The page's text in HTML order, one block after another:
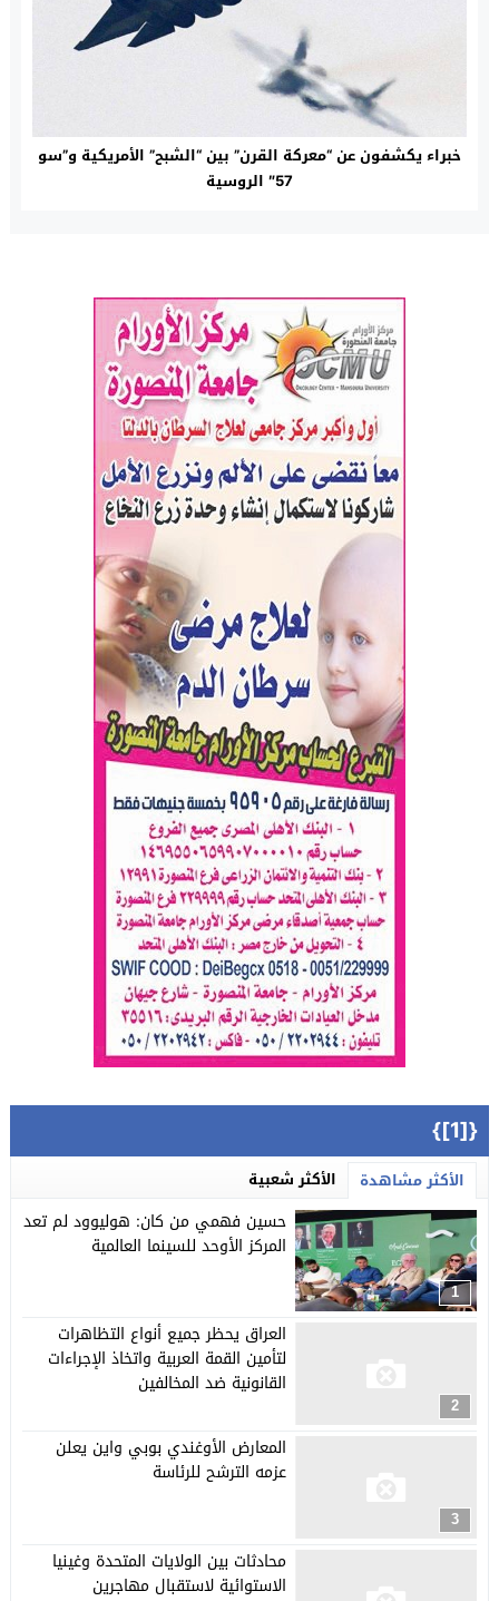
خبراء يكشفون عن “معركة القرن” بين “الشبح” الأمريكية و”سو
57″ الروسية
{[1]}
الأكثر مشاهدة الأكثر شعبية
1
حسين فهمي من كان: هوليوود لم تعد
المركز الأوحد للسينما العالمية
2
العراق يحظر جميع أنواع التظاهرات
لتأمين القمة العربية واتخاذ الإجراءات
القانونية ضد المخالفين
3
المعارض الأوغندي بوبي واين يعلن
عزمه الترشح للرئاسة
محادثات بين الولايات المتحدة وغينيا
الاستوائية لاستقبال مهاجرين